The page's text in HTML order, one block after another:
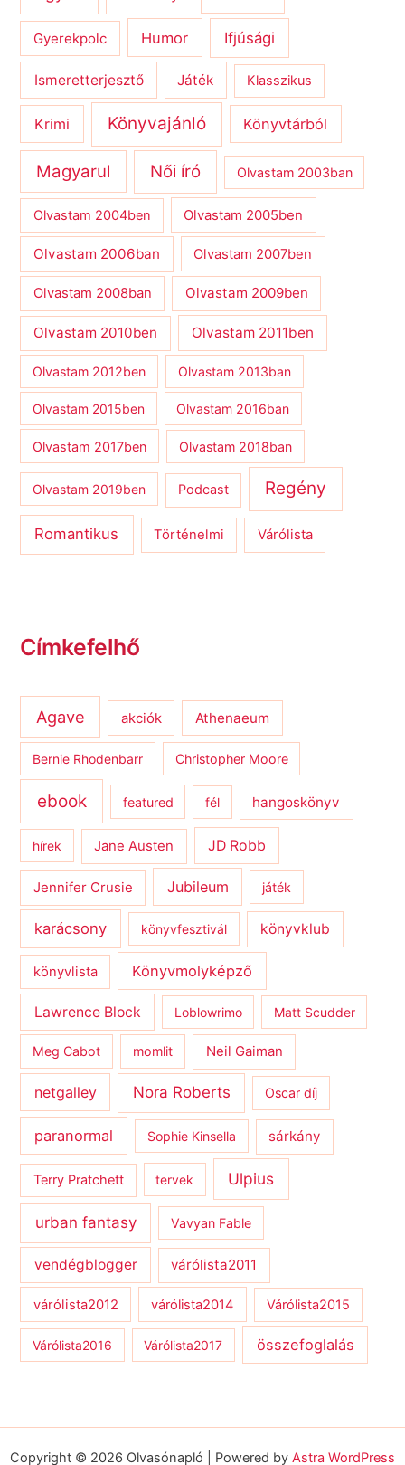
Gyerekpolc Humor Ifjúsági
Ismeretterjesztő Játék Klasszikus
Krimi Könyvajánló Könyvtárból
Magyarul Női író Olvastam 2003ban
Olvastam 2004ben Olvastam 2005ben
Olvastam 2006ban Olvastam 2007ben
Olvastam 2008ban Olvastam 2009ben
Olvastam 2010ben Olvastam 2011ben
Olvastam 2012ben Olvastam 2013ban
Olvastam 2015ben Olvastam 2016ban
Olvastam 2017ben Olvastam 2018ban
Olvastam 2019ben Podcast Regény
Romantikus Történelmi Várólista
Címkefelhő
Agave akciók Athenaeum
Bernie Rhodenbarr Christopher Moore
ebook featured fél hangoskönyv
hírek Jane Austen JD Robb
Jennifer Crusie Jubileum játék
karácsony könyvfesztivál könyvklub
könyvlista Könyvmolyképző
Lawrence Block Loblowrimo Matt Scudder
Meg Cabot momlit Neil Gaiman
netgalley Nora Roberts Oscar díj
paranormal Sophie Kinsella sárkány
Terry Pratchett tervek Ulpius
urban fantasy Vavyan Fable
vendégblogger várólista2011
várólista2012 várólista2014 Várólista2015
Várólista2016 Várólista2017 összefoglalás
Copyright © 2026 Olvasónapló | Powered by Astra WordPress